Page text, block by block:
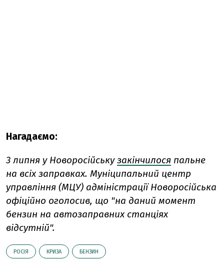
Нагадаємо:
3 липня у Новоросійську закінчилося пальне
на всіх заправках. Муніципальний центр
управління (МЦУ) адміністрації Новоросійська
офіційно оголосив, що "на даний момент
бензин на автозаправних станціях
відсутній".
РОСІЯ КРИЗА БЕНЗИН